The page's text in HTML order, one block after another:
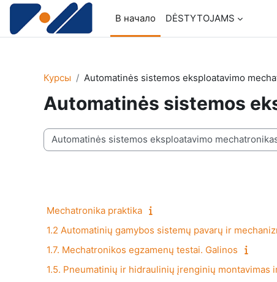
Перейти к основному содержанию
В начало
DĖSTYTOJAMS
Курсы Automatinės sistemos eksploatavimo
Automatinės sistemos
Категории курсов
Mechatronika praktika
1.2 Automatinių gamybos sistemų pavarų ir
1.7. Mechatronikos egzamenų testai. Galinos
1.5. Pneumatinių ir hidraulinių įrenginių montavimas